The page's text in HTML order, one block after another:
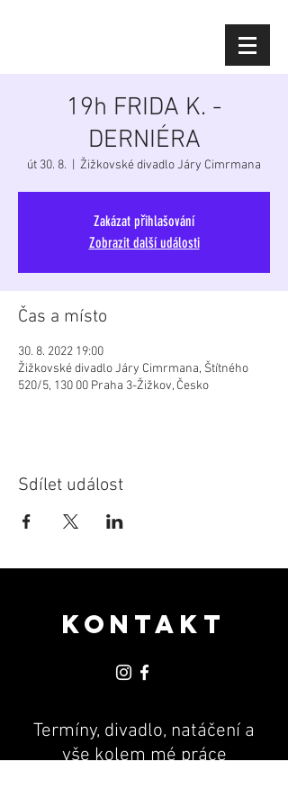
19h FRIDA K. -
DERNIÉRA
út 30. 8. Žižkovské divadlo Járy Cimrmana
Zakázat přihlašování
Zobrazit další události
Čas a místo
30. 8. 2022 19:00
Žižkovské divadlo Járy Cimrmana, Štítného
520/5, 130 00 Praha 3-Žižkov, Česko
Sdílet událost
KONTAKT
Termíny, divadlo, natáčení a
vše kolem mé práce